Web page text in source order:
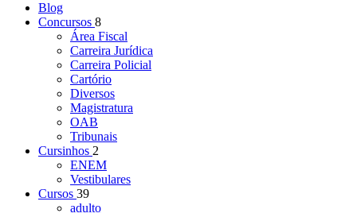
Blog
Concursos 8
Área Fiscal
Carreira Jurídica
Carreira Policial
Cartório
Diversos
Magistratura
OAB
Tribunais
Cursinhos 2
ENEM
Vestibulares
Cursos 39
adulto